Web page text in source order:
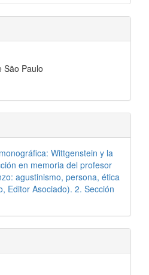
São Paulo
Wittgenstein y la
en memoria del profesor
agustinismo, persona, ética
Editor Asociado). 2. Sección